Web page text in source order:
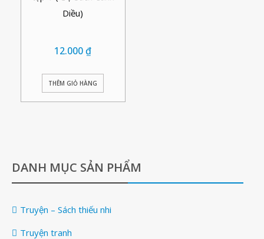
Diều)
12.000₫
THÊM GIỎ HÀNG
DANH MỤC SẢN PHẨM
Truyện – Sách thiếu nhi
Truyện tranh